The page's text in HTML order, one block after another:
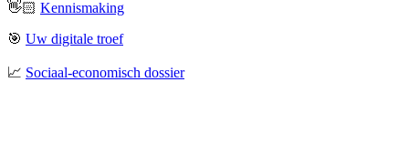
👋🏻 Kennismaking
🎯 Uw digitale troef
📈 Sociaal-economisch dossier